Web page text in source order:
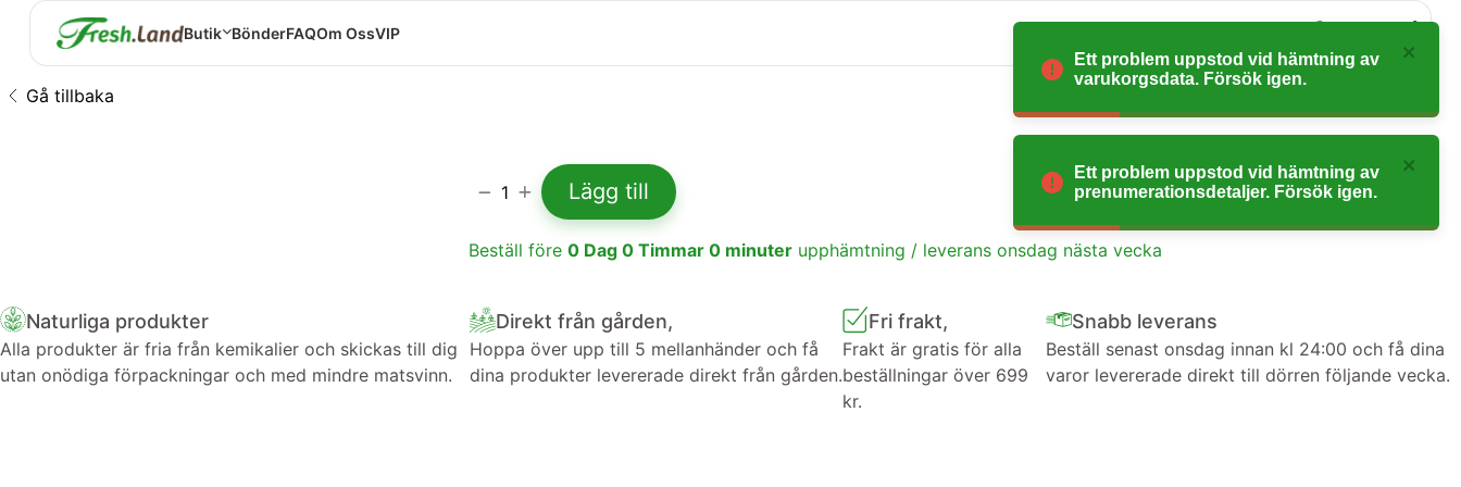
Butik BönderFAQOm OssVIP 0
Gå tillbaka
1 Lägg till
Beställ före 0 Dag 0 Timmar 0 minuter upphämtning / leverans onsdag nästa vecka
Naturliga produkter
Alla produkter är fria från kemikalier och skickas till dig
utan onödiga förpackningar och med mindre matsvinn.
Direkt från gården,
Hoppa över upp till 5 mellanhänder och få
dina produkter levererade direkt från gården.
Fri frakt,
Frakt är gratis för alla
beställningar över 699
kr.
Snabb leverans
Beställ senast onsdag innan kl 24:00 och få dina
varor levererade direkt till dörren följande vecka.
Ett problem uppstod vid hämtning av
varukorgsdata. Försök igen.
Ett problem uppstod vid hämtning av
prenumerationsdetaljer. Försök igen.